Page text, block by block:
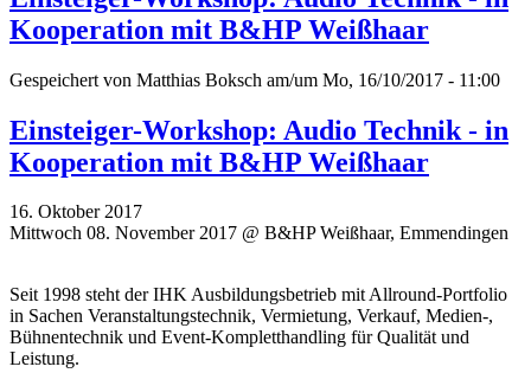
Kooperation mit B&HP Weißhaar
Gespeichert von Matthias Boksch am/um Mo, 16/10/2017 - 11:00
Einsteiger-Workshop: Audio Technik - in
Kooperation mit B&HP Weißhaar
16. Oktober 2017
Mittwoch 08. November 2017 @ B&HP Weißhaar, Emmendingen
Seit 1998 steht der IHK Ausbildungsbetrieb mit Allround-Portfolio
in Sachen Veranstaltungstechnik, Vermietung, Verkauf, Medien-,
Bühnentechnik und Event-Kompletthandling für Qualität und
Leistung.